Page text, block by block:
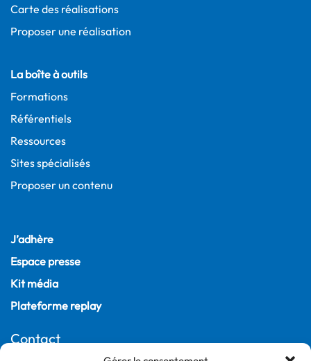
Carte des réalisations
Proposer une réalisation
La boîte à outils
Formations
Référentiels
Ressources
Sites spécialisés
Proposer un contenu
J’adhère
Espace presse
Kit média
Plateforme replay
Contact